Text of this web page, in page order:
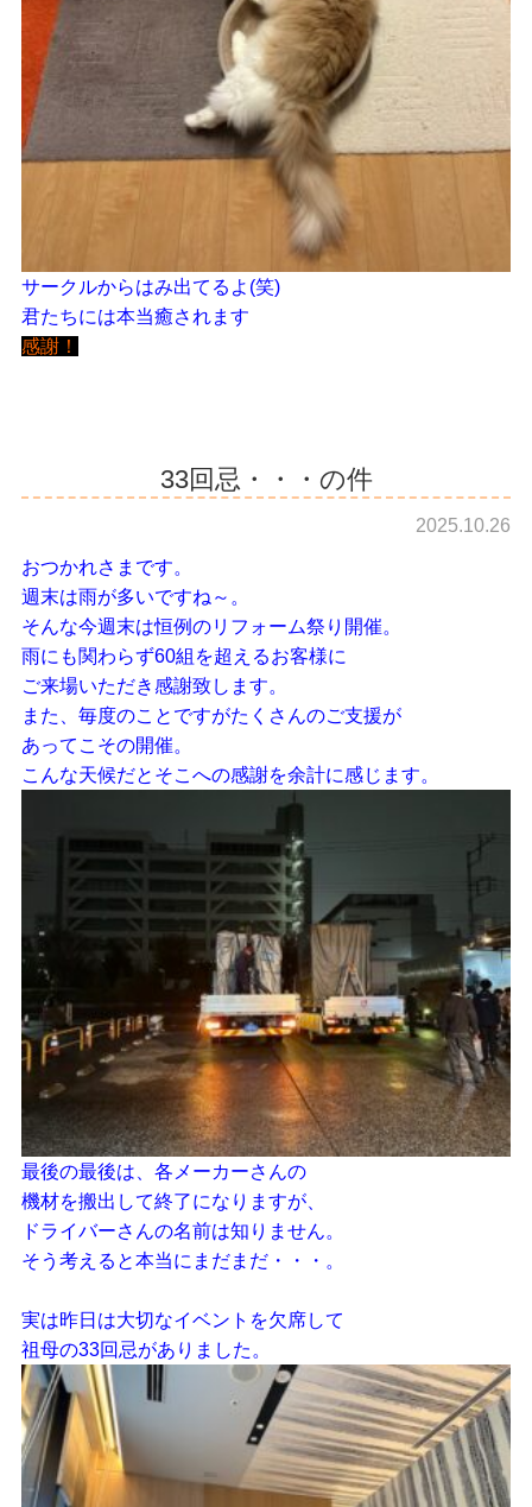
サークルからはみ出てるよ(笑)
君たちには本当癒されます
感謝！
33回忌・・・の件
2025.10.26
おつかれさまです。
週末は雨が多いですね～。
そんな今週末は恒例のリフォーム祭り開催。
雨にも関わらず60組を超えるお客様に
ご来場いただき感謝致します。
また、毎度のことですがたくさんのご支援が
あってこその開催。
こんな天候だとそこへの感謝を余計に感じます。
最後の最後は、各メーカーさんの
機材を搬出して終了になりますが、
ドライバーさんの名前は知りません。
そう考えると本当にまだまだ・・・。
実は昨日は大切なイベントを欠席して
祖母の33回忌がありました。